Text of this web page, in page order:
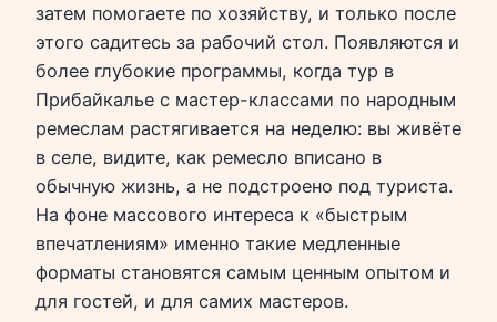
затем помогаете по хозяйству, и только после
этого садитесь за рабочий стол. Появляются и
более глубокие программы, когда тур в
Прибайкалье с мастер-классами по народным
ремеслам растягивается на неделю: вы живёте
в селе, видите, как ремесло вписано в
обычную жизнь, а не подстроено под туриста.
На фоне массового интереса к «быстрым
впечатлениям» именно такие медленные
форматы становятся самым ценным опытом и
для гостей, и для самих мастеров.